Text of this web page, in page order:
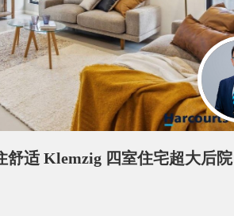
适 Klemzig 四室住宅超大后院